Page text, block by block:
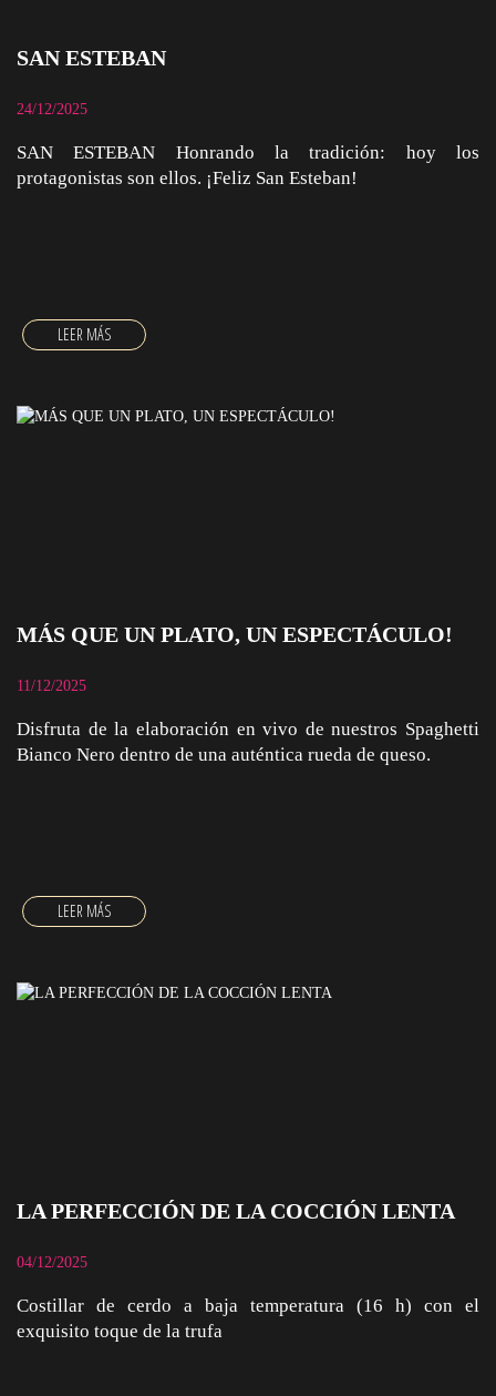
SAN ESTEBAN
24/12/2025
SAN ESTEBAN Honrando la tradición: hoy los
protagonistas son ellos. ¡Feliz San Esteban!
MÁS QUE UN PLATO, UN ESPECTÁCULO!
11/12/2025
Disfruta de la elaboración en vivo de nuestros Spaghetti
Bianco Nero dentro de una auténtica rueda de queso.
LA PERFECCIÓN DE LA COCCIÓN LENTA
04/12/2025
Costillar de cerdo a baja temperatura (16 h) con el
exquisito toque de la trufa